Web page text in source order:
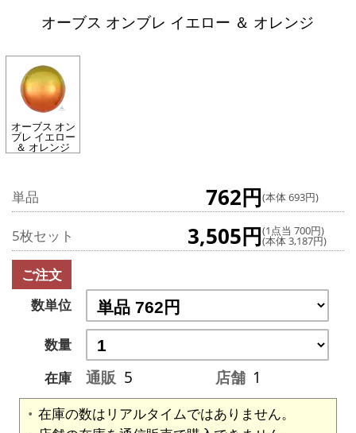
オーブス オンブレ イエロー ＆ オレンジ
オーブス オン
ブレ イエロー
＆ オレンジ
単品 762円(本体 693円)
5枚セット 3,505円(1点当 700円)
(本体 3,187円)
ご注文
数単位
数量
在庫
通販 5 店舗 1
在庫の数はリアルタイムではありません。